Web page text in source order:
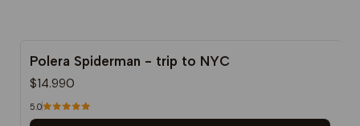
Polera Spiderman - trip to NYC
$14.990
5.0